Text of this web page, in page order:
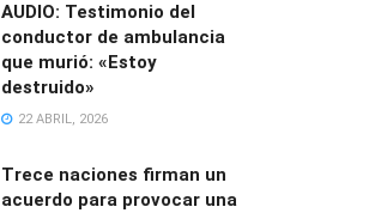
AUDIO: Testimonio del
conductor de ambulancia
que murió: «Estoy
destruido»
22 ABRIL, 2026
Trece naciones firman un
acuerdo para provocar una